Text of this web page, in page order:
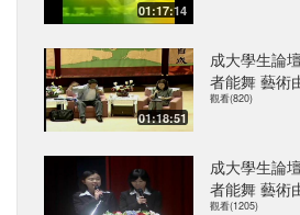
01:17:14
01:18:51
成大學生論
者能舞 藝術
觀看(820)
成大學生論
者能舞 藝術
觀看(1205)